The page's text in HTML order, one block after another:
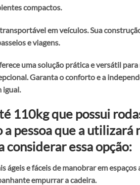
compactos.
em veículos. Sua
e viagens.
uma solução prática e versátil
Garanta o conforto e a
igual.
110kg que possui
pessoa que a
considerar essa opção:
e fáceis de manobrar em
empurrar a cadeira.